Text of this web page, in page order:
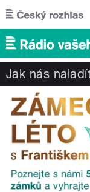
Přejít k hlavnímu
Jak nás